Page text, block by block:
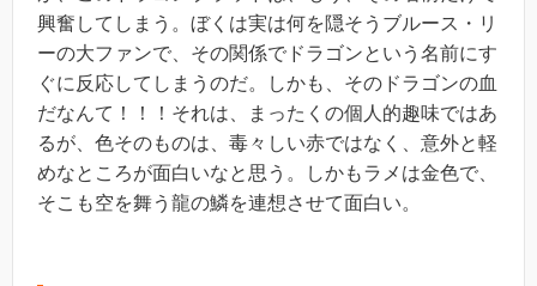
興奮してしまう。ぼくは実は何を隠そうブルース・リ
ーの大ファンで、その関係でドラゴンという名前にす
ぐに反応してしまうのだ。しかも、そのドラゴンの血
だなんて！！！それは、まったくの個人的趣味ではあ
るが、色そのものは、毒々しい赤ではなく、意外と軽
めなところが面白いなと思う。しかもラメは金色で、
そこも空を舞う龍の鱗を連想させて面白い。